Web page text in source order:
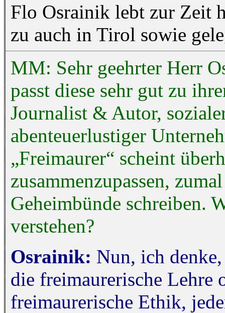
Flo Osrainik lebt zur Zeit
zu auch in Tirol sowie
MM: Sehr geehrter Herr
passt diese sehr gut zu
Journalist & Autor,
abenteuerlustiger
„Freimaurer“ scheint
zusammenzupassen,
Geheimbünde schreiben.
verstehen?
Osrainik: Nun, ich
die freimaurerische Lehre
freimaurerische Ethik,